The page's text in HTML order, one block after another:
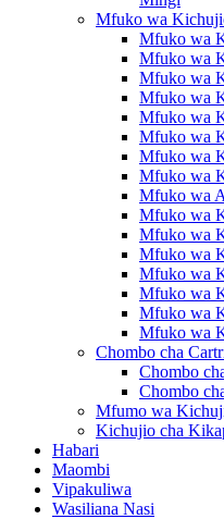
Mfuko wa
Mfuko wa
Mfuko wa
Mfuko wa
Mfuko wa
Mfuko wa
Mfuko wa
Mfuko wa
Mfuko wa
Mfuko wa
Mfuko wa
Mfuko wa
Mfuko wa
Mfuko wa
Mfuko wa
Mfuko wa
Mfuko wa
Chombo cha
Chombo
Chombo
Mfumo wa
Kichujio cha
Habari
Maombi
Vipakuliwa
Wasiliana Nasi